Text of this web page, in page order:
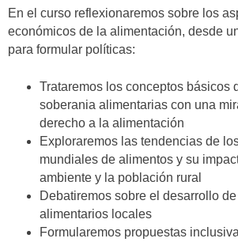
En el curso reflexionaremos sobre los
económicos de la alimentación, desde
para formular políticas:
Trataremos los conceptos básicos
soberania alimentarias con una
derecho a la alimentación
Exploraremos las tendencias de
mundiales de alimentos y su
ambiente y la población rural
Debatiremos sobre el desarrollo
alimentarios locales
Formularemos propuestas